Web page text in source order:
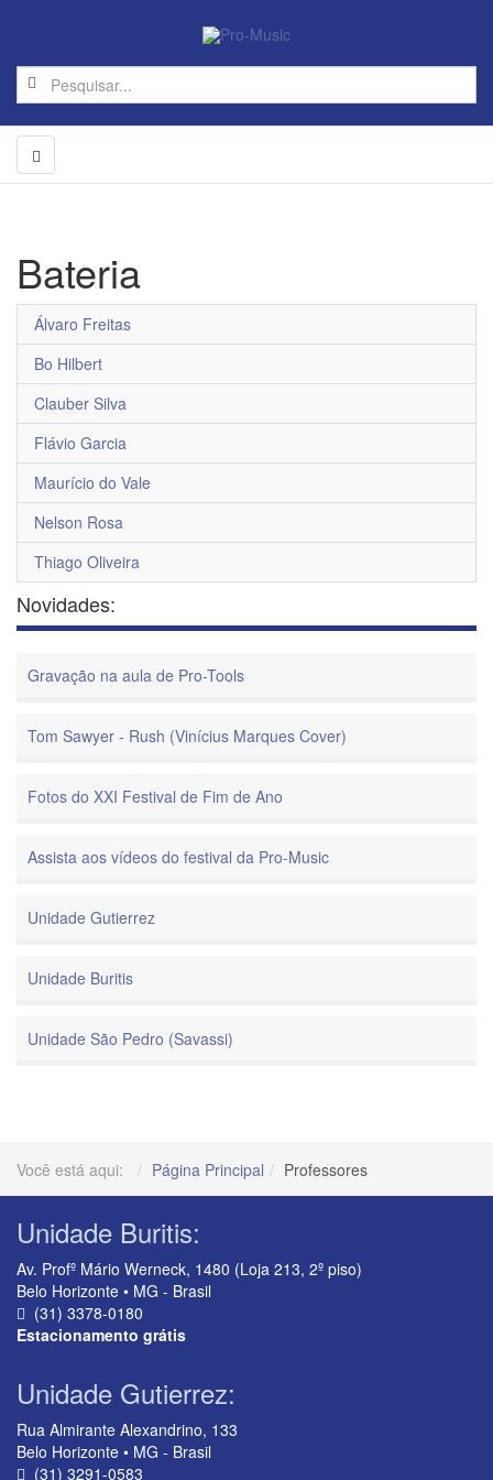
Bateria
Álvaro Freitas
Bo Hilbert
Clauber Silva
Flávio Garcia
Maurício do Vale
Nelson Rosa
Thiago Oliveira
Novidades:
Gravação na aula de Pro-Tools
Tom Sawyer - Rush (Vinícius Marques Cover)
Fotos do XXI Festival de Fim de Ano
Assista aos vídeos do festival da Pro-Music
Unidade Gutierrez
Unidade Buritis
Unidade São Pedro (Savassi)
Você está aqui: Página Principal Professores
Unidade Buritis:
Av. Profº Mário Werneck, 1480 (Loja 213, 2º piso)
Belo Horizonte • MG - Brasil
(31) 3378-0180
Estacionamento grátis
Unidade Gutierrez:
Rua Almirante Alexandrino, 133
Belo Horizonte • MG - Brasil
(31) 3291-0583